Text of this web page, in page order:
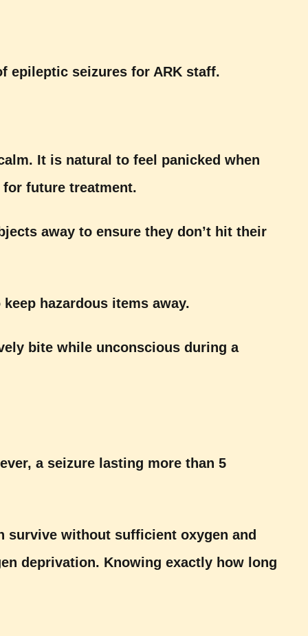
epileptic seizures for ARK staff.
It is natural to feel panicked when
future treatment.
away to ensure they don’t hit their
hazardous items away.
bite while unconscious during a
a seizure lasting more than 5
without sufficient oxygen and
deprivation. Knowing exactly how long